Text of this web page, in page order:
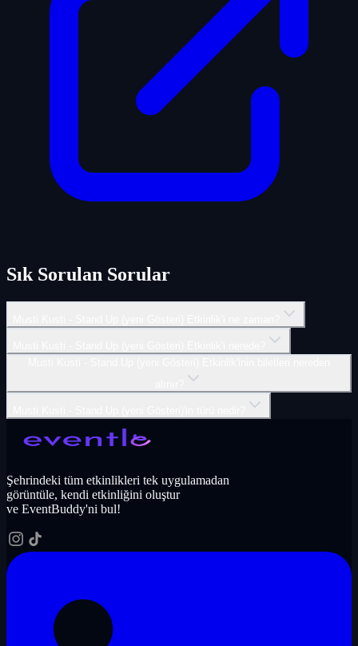
Sık Sorulan Sorular
Şehrindeki tüm etkinlikleri tek uygulamadan
görüntüle, kendi etkinliğini oluştur
ve EventBuddy'ni bul!